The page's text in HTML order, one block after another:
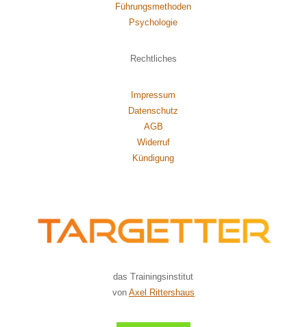
Führungsmethoden
Psychologie
Rechtliches
Impressum
Datenschutz
AGB
Widerruf
Kündigung
das Trainingsinstitut
von Axel Rittershaus